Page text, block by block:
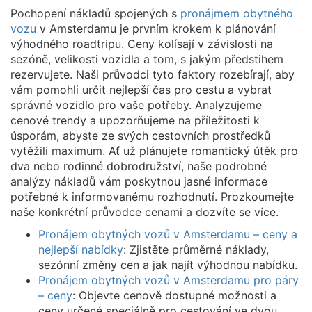
Pochopení nákladů spojených s pronájmem obytného
vozu v Amsterdamu je prvním krokem k plánování
výhodného roadtripu. Ceny kolísají v závislosti na
sezóně, velikosti vozidla a tom, s jakým předstihem
rezervujete. Naši průvodci tyto faktory rozebírají, aby
vám pomohli určit nejlepší čas pro cestu a vybrat
správné vozidlo pro vaše potřeby. Analyzujeme
cenové trendy a upozorňujeme na příležitosti k
úsporám, abyste ze svých cestovních prostředků
vytěžili maximum. Ať už plánujete romantický útěk pro
dva nebo rodinné dobrodružství, naše podrobné
analýzy nákladů vám poskytnou jasné informace
potřebné k informovanému rozhodnutí. Prozkoumejte
naše konkrétní průvodce cenami a dozvíte se více.
Pronájem obytných vozů v Amsterdamu – ceny a
nejlepší nabídky: Zjistěte průměrné náklady,
sezónní změny cen a jak najít výhodnou nabídku.
Pronájem obytných vozů v Amsterdamu pro páry
– ceny: Objevte cenově dostupné možnosti a